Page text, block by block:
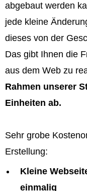
abgebaut werden
jede kleine
dieses von der
Das gibt Ihnen die
aus dem Web zu
Rahmen unserer
Einheiten ab.
Sehr grobe
Erstellung:
Kleine
einmalig